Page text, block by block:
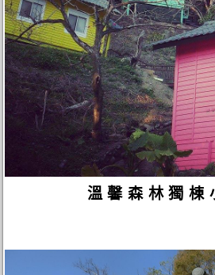
溫馨森林獨棟